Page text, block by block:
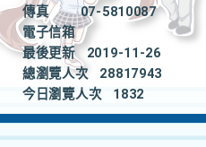
傳真
07-5810087
電子信箱
最後更新
2019-11-26
總瀏覽人次
28817943
今日瀏覽人次
1832